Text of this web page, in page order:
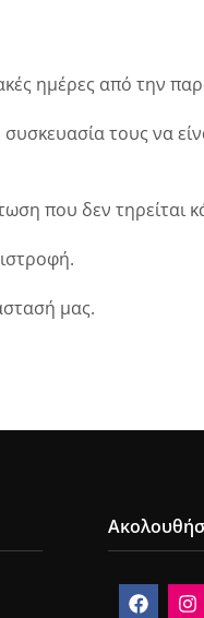
ημέρες από την
τους να
που δεν τηρείται
μας.